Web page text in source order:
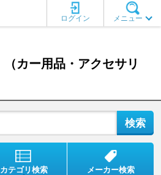
メニュー
ログイン
（カー用品・アクセサリ
カテゴリ検索 メーカー検索